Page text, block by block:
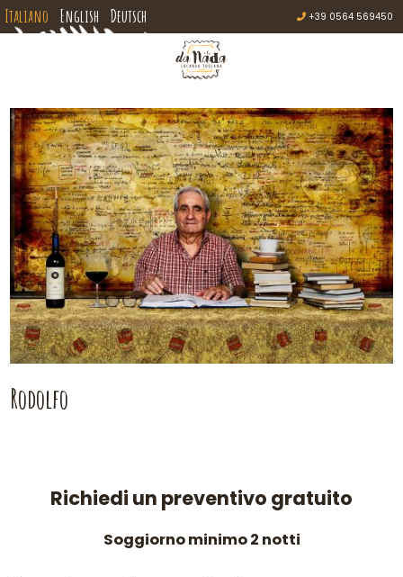
Italiano English Deutsch +39 0564 569450
Rodolfo
Richiedi un preventivo gratuito
Soggiorno minimo 2 notti